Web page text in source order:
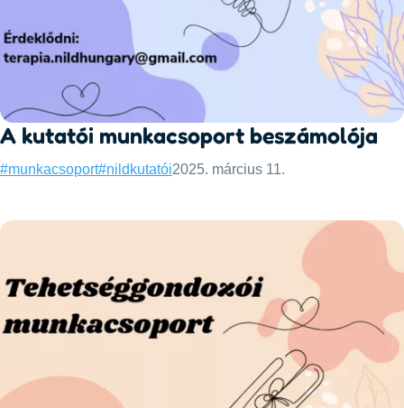
A kutatói munkacsoport beszámolója
Categories:
#munkacsoport#nild kutatóiPublished:
2025. március 11.